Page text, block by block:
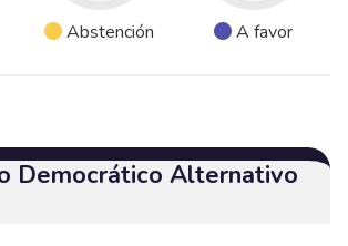
Abstención A favor
Democrático Alternativo